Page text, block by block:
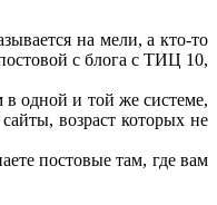
на мели, а кто-то
с блога с ТИЦ 10,
одной и той же системе,
возраст которых не
постовые там, где вам